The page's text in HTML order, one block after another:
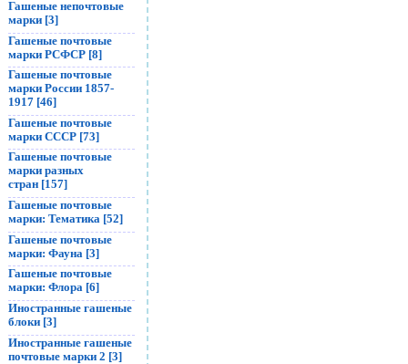
Гашеные непочтовые
марки [3]
Гашеные почтовые
марки РСФСР [8]
Гашеные почтовые
марки России 1857-
1917 [46]
Гашеные почтовые
марки СССР [73]
Гашеные почтовые
марки разных
стран [157]
Гашеные почтовые
марки: Тематика [52]
Гашеные почтовые
марки: Фауна [3]
Гашеные почтовые
марки: Флора [6]
Иностранные гашеные
блоки [3]
Иностранные гашеные
почтовые марки 2 [3]